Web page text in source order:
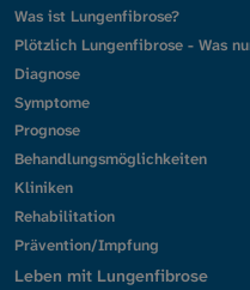
Was ist Lungenfibrose?
Plötzlich Lungenfibrose - Was
Diagnose
Symptome
Prognose
Behandlungsmöglichkeiten
Kliniken
Rehabilitation
Prävention/Impfung
Leben mit Lungenfibrose